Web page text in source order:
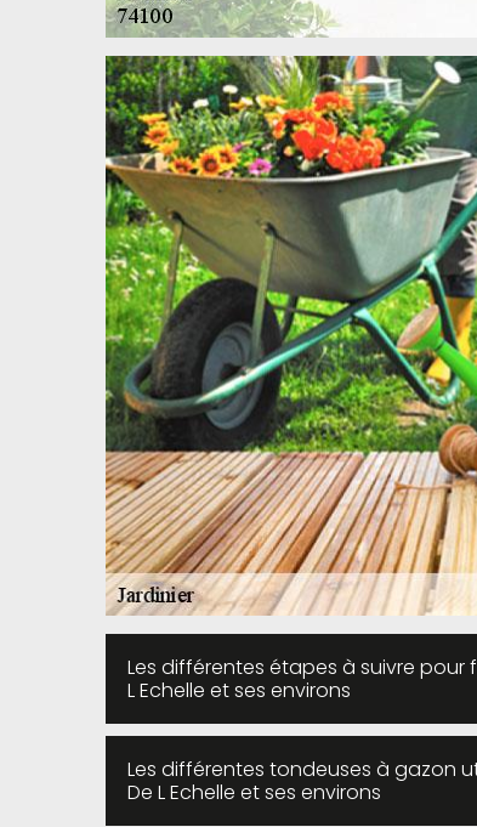
Les différentes étapes à suivre
L Echelle et ses environs
Les différentes tondeuses à gazon
De L Echelle et ses environs